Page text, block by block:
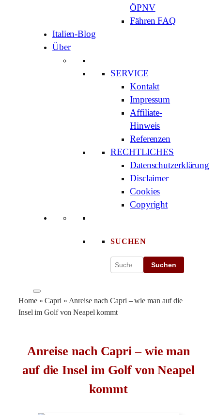
ÖPNV
Fähren FAQ
Italien-Blog
Über
SERVICE
Kontakt
Impressum
Affiliate-
Hinweis
Referenzen
RECHTLICHES
Datenschutzerklärung
Disclaimer
Cookies
Copyright
SUCHEN
Suchen
Home»Capri» Anreise nach Capri – wie man auf die
Insel im Golf von Neapel kommt
Anreise nach Capri – wie man
auf die Insel im Golf von Neapel
kommt